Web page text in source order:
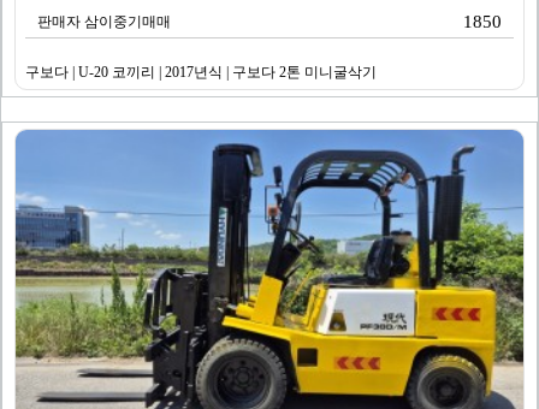
판매자 삼이중기매매 1850
구보다 | U-20 코끼리 | 2017년식 | 구보다 2톤 미니굴삭기